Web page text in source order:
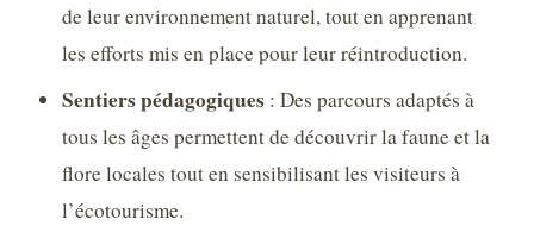
de leur environnement naturel, tout en apprenant
les efforts mis en place pour leur réintroduction.
Sentiers pédagogiques : Des parcours adaptés à
tous les âges permettent de découvrir la faune et la
flore locales tout en sensibilisant les visiteurs à
l’écotourisme.